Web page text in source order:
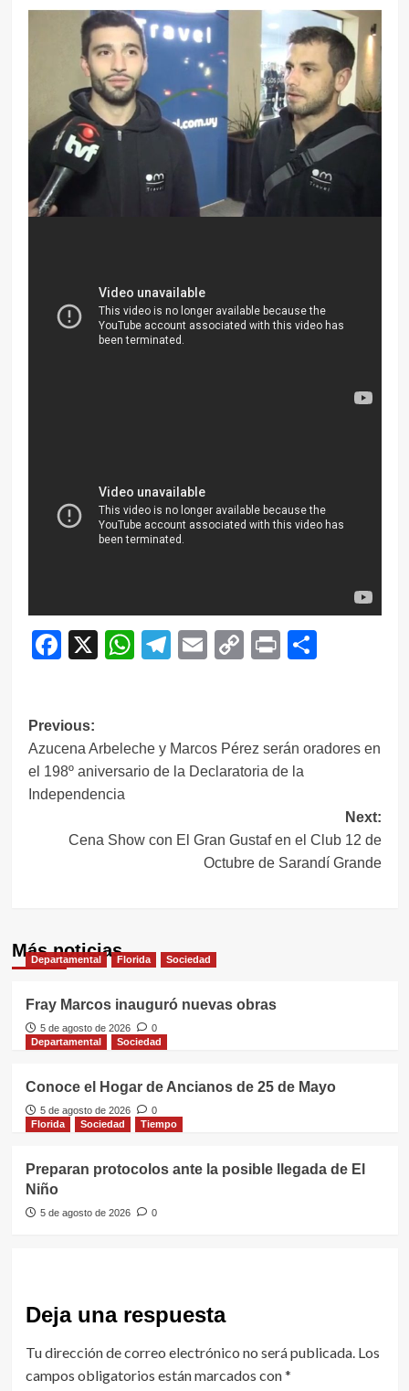
Facebook
X WhatsApp
Telegram
EmailCopy
Print
Navegación
de
entradas
Previous:
Azucena Arbeleche y Marcos Pérez serán oradores en
el 198º aniversario de la Declaratoria de la
Independencia
Next:
Cena Show con El Gran Gustaf en el Club 12 de
Octubre de Sarandí Grande
Más noticias
Departamental Florida Sociedad
Fray Marcos inauguró nuevas obras
5 de agosto de 2026
0
Departamental
Sociedad
Conoce el Hogar de Ancianos de 25 de Mayo
5 de agosto de 2026
0
Florida
Sociedad Tiempo
Preparan protocolos ante la posible llegada de El
Niño
5 de agosto de 2026 0
Deja una respuesta
Tu dirección de correo electrónico no será publicada. Los
campos obligatorios están marcados con*